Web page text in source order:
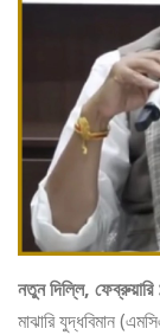
নতুন দিল্লি,
মাঝারি যুদ্ধবিমান